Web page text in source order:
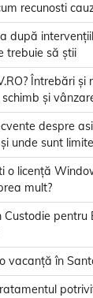
recunosti
după
trebuie să știi
Întrebări și
și
despre
unde sunt
o licență
mult?
Custodie
vacanță în